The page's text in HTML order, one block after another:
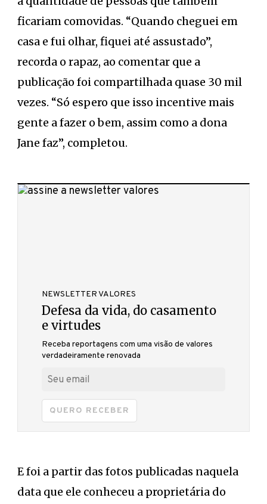
ficariam comovidas. “Quando cheguei em
casa e fui olhar, fiquei até assustado”,
recorda o rapaz, ao comentar que a
publicação foi compartilhada quase 30 mil
vezes. “Só espero que isso incentive mais
gente a fazer o bem, assim como a dona
Jane faz”, completou.
NEWSLETTER VALORES
Defesa da vida, do casamento
e virtudes
Receba reportagens com uma visão de valores
verdadeiramente renovada
QUERO RECEBER
E foi a partir das fotos publicadas naquela
data que ele conheceu a proprietária do